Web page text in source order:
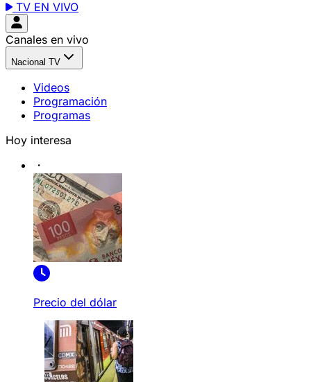
TV EN VIVO
Canales en vivo
Nacional TV
Videos
Programación
Programas
Hoy interesa
Precio del dólar